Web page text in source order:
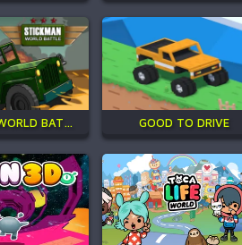
STICKMAN WORLD BATTLE GOOD TO DRIVE